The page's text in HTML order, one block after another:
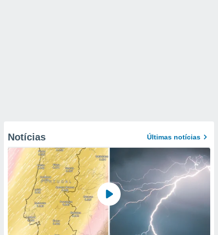
Notícias Últimas notícias